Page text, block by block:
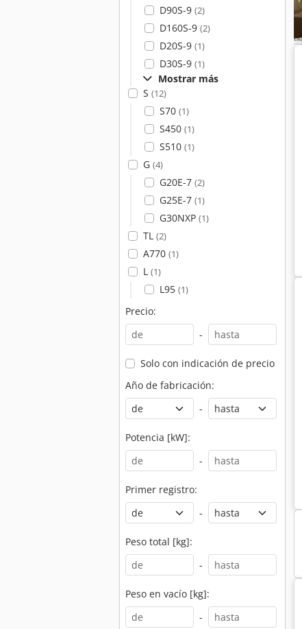
D90S-9 (2)
D160S-9 (2)
D20S-9 (1)
D30S-9 (1)
Mostrar más
S (12)
S70 (1)
S450 (1)
S510 (1)
G (4)
G20E-7 (2)
G25E-7 (1)
G30NXP (1)
TL (2)
A770 (1)
L (1)
L95 (1)
Precio:
-
Solo con indicación de precio
Año de fabricación:
-
Potencia [kW]:
-
Primer registro:
-
Peso total [kg]:
-
Peso en vacío [kg]:
-
Cargador Frontal Principal